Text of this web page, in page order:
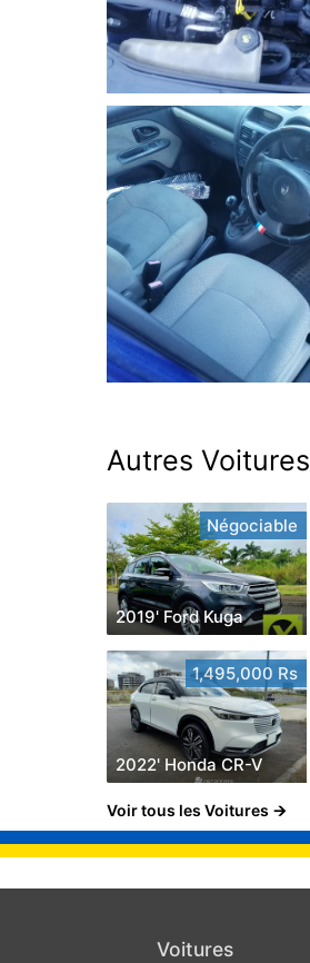
Autres Voitures
Négociable
2019' Ford Kuga
1,495,000 Rs
2022' Honda CR-V
Voir tous les Voitures
Voitures